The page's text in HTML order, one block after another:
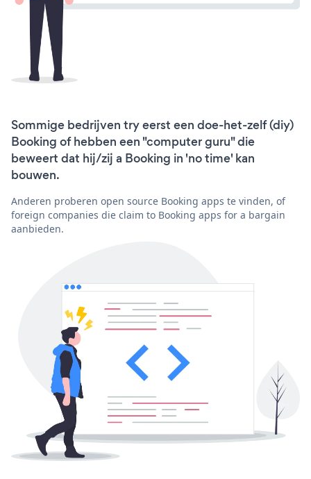
Sommige bedrijven try eerst een doe-het-zelf (diy)
Booking of hebben een "computer guru" die
beweert dat hij/zij a Booking in 'no time' kan
bouwen.
Anderen proberen open source Booking apps te vinden, of
foreign companies die claim to Booking apps for a bargain
aanbieden.